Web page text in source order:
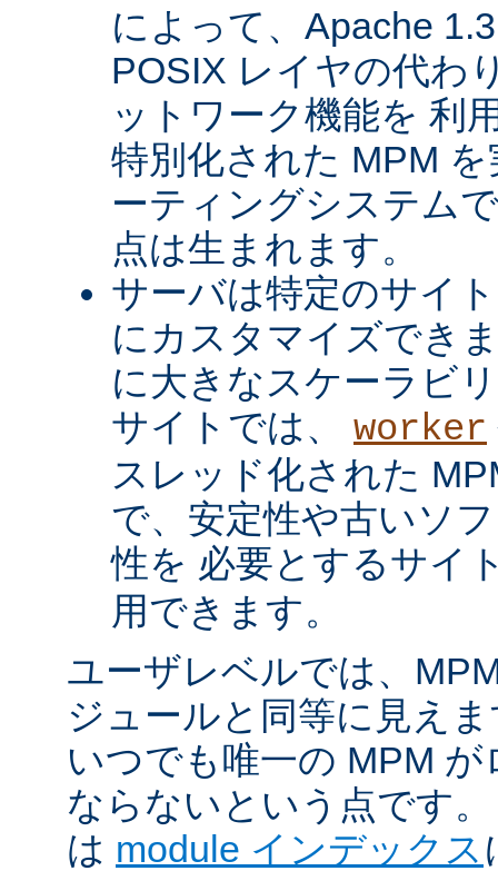
によって、Apache
POSIX レイヤの代わ
ットワーク機能を 利
特別化された MPM
ーティングシステム
点は生まれます。
サーバは特定のサイ
にカスタマイズでき
に大きなスケーラビ
サイトでは、 worker
スレッド化された
で、安定性や古いソ
性を 必要とするサイ
用できます。
ユーザレベルでは、
ジュールと同等に見え
いつでも唯一の MPM
ならないという点です
は module インデックス